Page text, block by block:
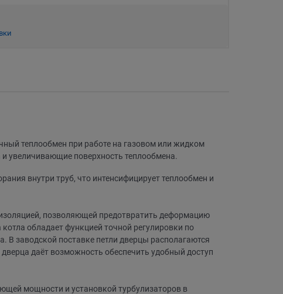
теплообмен при работе на газовом или жидком
увеличивающие поверхность теплообмена.
внутри труб, что интенсифицирует теплообмен и
позволяющей предотвратить деформацию
обладает функцией точной регулировки по
В заводской поставке петли дверцы располагаются
даёт возможность обеспечить удобный доступ
мощности и установкой турбулизаторов в